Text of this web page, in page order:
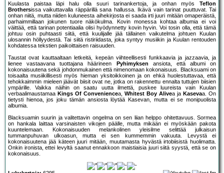
Kuulasta paistaa läpi halu olla suuri tarinankertoja, ja onhan myös Teflon
Brothersissa vaikuttavalla räppärillä sana hallussa. Ikävä vain tarinat puuttuvat. Tai
onhan niitä, mutta niiden kuluneesta aihekirjosta ei saada irti juuri mitään omaperäistä,
parhaimmillaan jokunen tuore näkökulma. Kovin monessa kohtaa albumia ei voi
väittää, että tarinan potentiaalia olisi hyödynnetty kovin hyvin. Voi tosin olla, että tämä
johtuu osin puhtaasti siitä, että kuulijalle jää tällainen vaikutelma johtuen Kuulan
ulosannin höllyydestä. Tai siitä ristiriidasta, joka syntyy musiikin ja Kuulan rentouden
kohdatessa tekstien paikoittaisen raisuuden.
Taustat ovat kauttaaltaan letkeitä, kepeän viihteellisesti funkkaavia ja jazzaavia, ja
lienee vastaavana tuottajana häärineen
Pyhimyksen ansiota, että albumi on
kokonaisuutena sekä johdonmukainen että nimenomaan kokonaisuus. Blacksuami on
toisaalta musiikillisesti myös hieman yksitoikkoinen ja on ehkä huolestuttavaa, että
tehokkaimmin mieleen jäävät biisit ovat ne, jotka on rakennettu ennalta tuttujen biisien
ympärille. Vaikka näihin on saatu uutta ilmettä, puskee luureista vain Kuulan
verbaalimaustamaa Kings Of Conveniencea, Whitest Boy Alivea ja Kasevaa. On
tietysti hienoa, jos joku tämän ansiosta löytää Kasevan, mutta ei se monipuolista
albumia.
Blacksuamin suurin ja valitettavin ongelma on sen liian helppo ohitettavuus. Sormea
on hankala laittaa varsinaisten vikojen päälle, mutta mikään ei myöskään pakota
kuuntelemaan. Kokonaisuuden melankolinen yleisilme selittää julkaisun
tummanpuhuvan ulkoasun, mutta ei sen kummemmin vakuuta. Levystä ei
kokonaisuutena jää käteen juuri mitään, muutamasta hyvästä irtobiisistä huolimatta.
Onkin ironista, ettei levyltä saanut ennakkoon maistiaisia juuri siitä syystä, että se on
kokonaisuus.